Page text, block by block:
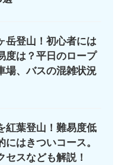
岳登山！初心者には
度は？平日のロープ
場、バスの混雑状況
紅葉登山！難易度低
にはきついコース。
セスなども解説！